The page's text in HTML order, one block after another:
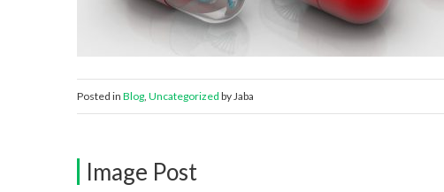
Posted in Blog, Uncategorized by Jaba
Image Post